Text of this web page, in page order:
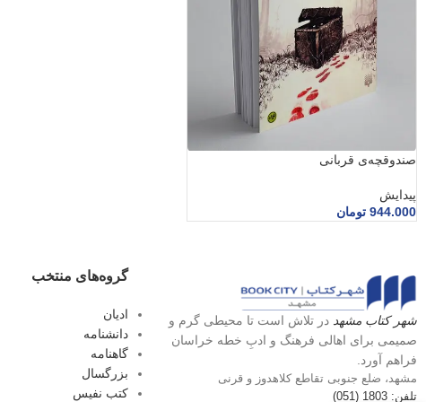
صندوقچه‌ی قربانی
پیدایش
944.000 تومان
شهر کتاب مشهد در تلاش است تا محیطی گرم و
صمیمی برای اهالی فرهنگ و ادبِ خطه خراسان
فراهم آورد.
مشهد، ضلع جنوبی تقاطع کلاهدوز و قرنی
تلفن: 1803 (051)
گروه‌های منتخب
ادیان
دانشنامه
گاهنامه
بزرگسال
کتب نفیس